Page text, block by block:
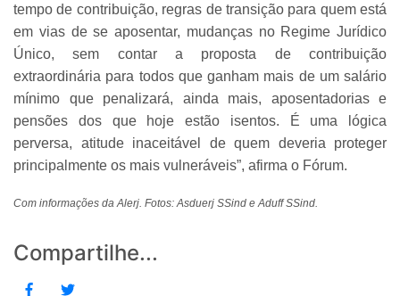
tempo de contribuição, regras de transição para quem está
em vias de se aposentar, mudanças no Regime Jurídico
Único, sem contar a proposta de contribuição
extraordinária para todos que ganham mais de um salário
mínimo que penalizará, ainda mais, aposentadorias e
pensões dos que hoje estão isentos. É uma lógica
perversa, atitude inaceitável de quem deveria proteger
principalmente os mais vulneráveis”, afirma o Fórum.
Com informações da Alerj. Fotos: Asduerj SSind e Aduff SSind.
Compartilhe...